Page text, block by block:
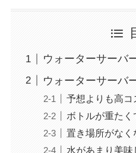
ウォーターサーバ
ウォーターサーバ
予想よりも高コ
ボトルが重た
置き場所がなく
水があまり美味